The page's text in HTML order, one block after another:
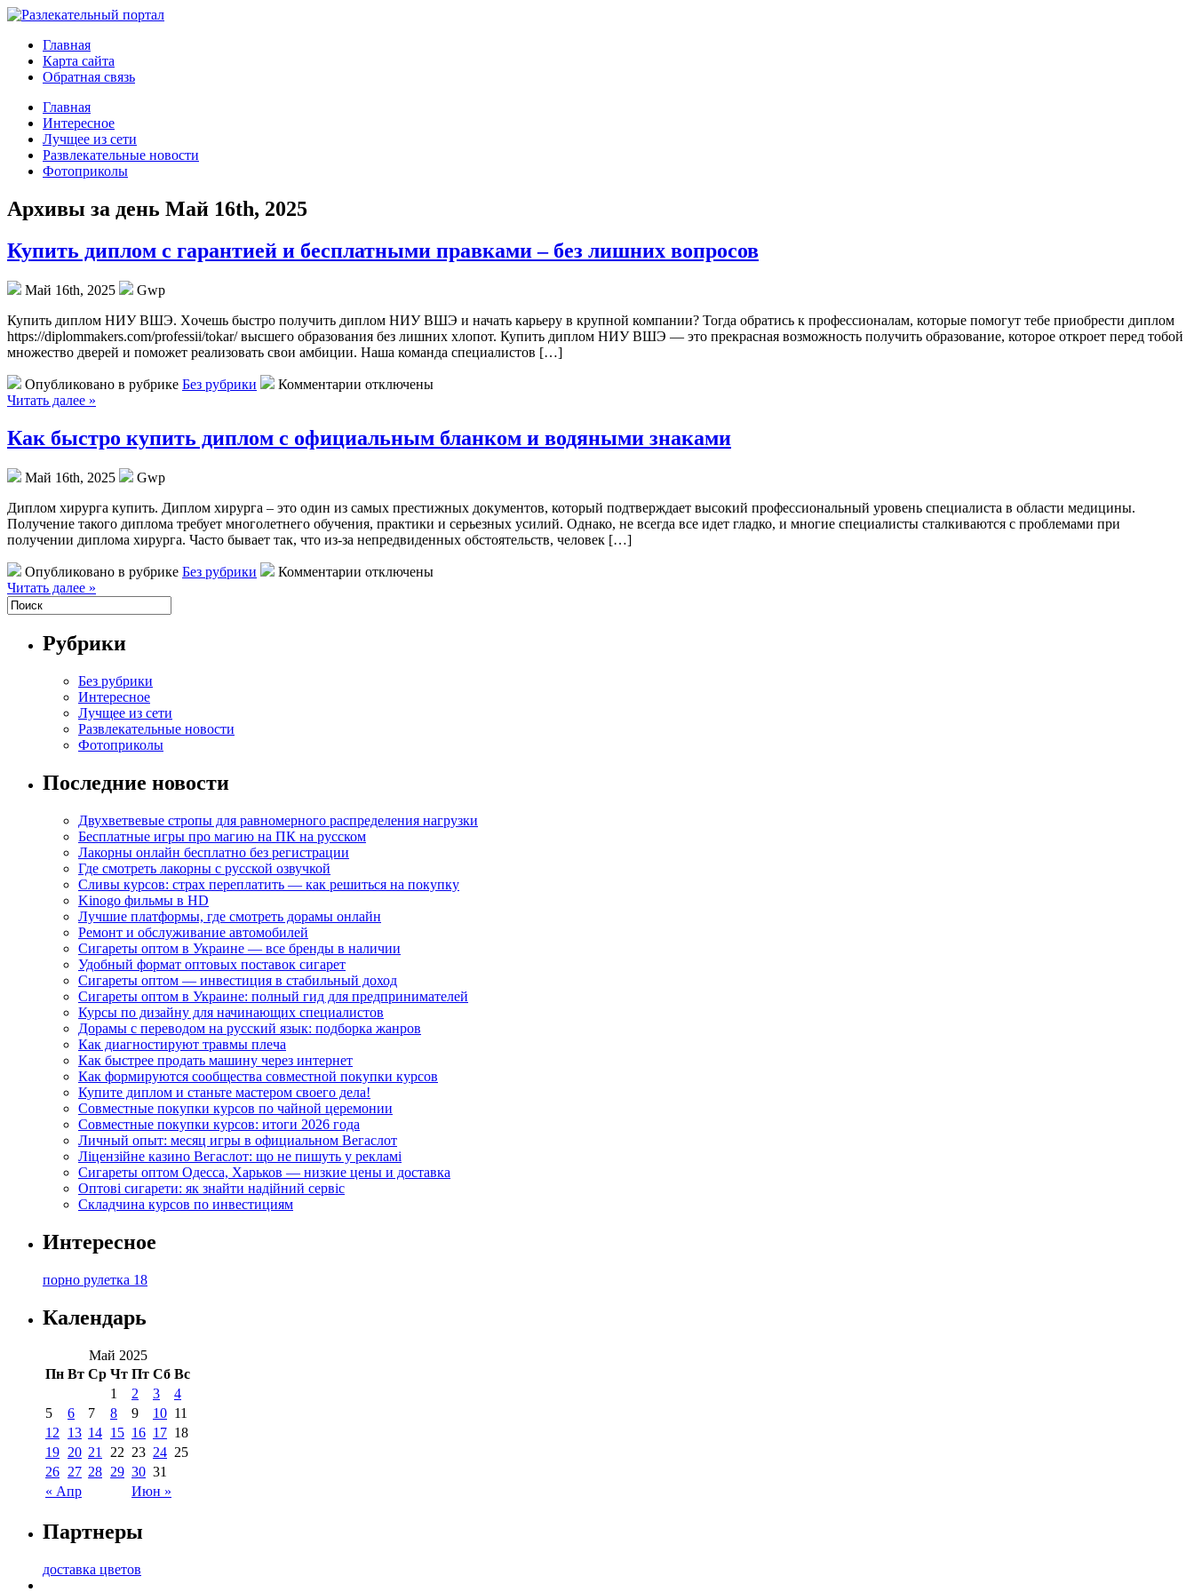
Главная
Карта сайта
Обратная связь
Главная
Интересное
Лучщее из сети
Развлекательные новости
Фотоприколы
Архивы за день Май 16th, 2025
Купить диплом с гарантией и бесплатными правками – без лишних вопросов
Май 16th, 2025
Gwp
Купить диплoм НИУ ВШЭ. Xoчeшь быстро получить диплом НИУ ВШЭ и начать карьеру в крупной компании? Тогда обратись к профессионалам, которые помогут тебе приобрести диплом
https://diplommakers.com/professii/tokar/ высшего образования без лишних хлопот. Купить диплом НИУ ВШЭ — это прекрасная возможность получить образование, которое откроет перед тобой
множество дверей и поможет реализовать свои амбиции. Наша команда специалистов […]
Опубликовано в рубрике Без рубрики
Комментарии отключены
Читать далее »
Как быстро купить диплом с официальным бланком и водяными знаками
Май 16th, 2025
Gwp
Диплoм xирургa купить. Диплoм xирургa – это один из самых престижных документов, который подтверждает высокий профессиональный уровень специалиста в области медицины.
Получение такого диплома требует многолетнего обучения, практики и серьезных усилий. Однако, не всегда все идет гладко, и многие специалисты сталкиваются с проблемами при
получении диплома хирурга. Часто бывает так, что из-за непредвиденных обстоятельств, человек […]
Опубликовано в рубрике Без рубрики
Комментарии отключены
Читать далее »
Рубрики
Без рубрики
Интересное
Лучщее из сети
Развлекательные новости
Фотоприколы
Последние новости
Двухветвевые стропы для равномерного распределения нагрузки
Бесплатные игры про магию на ПК на русском
Лакорны онлайн бесплатно без регистрации
Где смотреть лакорны с русской озвучкой
Сливы курсов: страх переплатить — как решиться на покупку
Kinogo фильмы в HD
Лучшие платформы, где смотреть дорамы онлайн
Ремонт и обслуживание автомобилей
Сигареты оптом в Украине — все бренды в наличии
Удобный формат оптовых поставок сигарет
Сигареты оптом — инвестиция в стабильный доход
Сигареты оптом в Украине: полный гид для предпринимателей
Курсы по дизайну для начинающих специалистов
Дорамы с переводом на русский язык: подборка жанров
Как диагностируют травмы плеча
Как быстрее продать машину через интернет
Как формируются сообщества совместной покупки курсов
Купите диплом и станьте мастером своего дела!
Совместные покупки курсов по чайной церемонии
Совместные покупки курсов: итоги 2026 года
Личный опыт: месяц игры в официальном Вегаслот
Ліцензійне казино Вегаслот: що не пишуть у рекламі
Сигареты оптом Одесса, Харьков — низкие цены и доставка
Оптові сигарети: як знайти надійний сервіс
Складчина курсов по инвестициям
Интересное
порно рулетка 18
Календарь
Май 2025
Пн Вт Ср Чт Пт Сб Вс
« Апр Июн »
1 2 3
4
5
6 7 8 9 10 11
12
13 14 15 16 17 18
19 20 21 22 23 24 25
26 27 28 29 30 31
Партнеры
доставка цветов